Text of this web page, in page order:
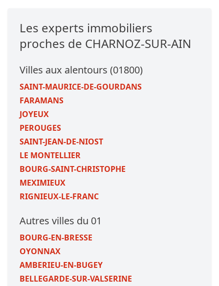
Les experts immobiliers
proches de CHARNOZ-SUR-AIN
Villes aux alentours (01800)
SAINT-MAURICE-DE-GOURDANS
FARAMANS
JOYEUX
PEROUGES
SAINT-JEAN-DE-NIOST
LE MONTELLIER
BOURG-SAINT-CHRISTOPHE
MEXIMIEUX
RIGNIEUX-LE-FRANC
Autres villes du 01
BOURG-EN-BRESSE
OYONNAX
AMBERIEU-EN-BUGEY
BELLEGARDE-SUR-VALSERINE